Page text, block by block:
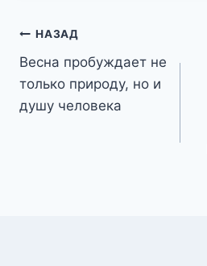
Навигация
по
записям
НАЗАД
Весна пробуждает не
только природу, но и
душу человека